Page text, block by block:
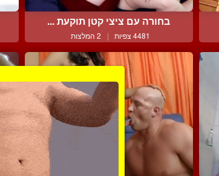
בחורה עם ציצי קטן תוקעת ...
4481 צפיות | 2 המלצות